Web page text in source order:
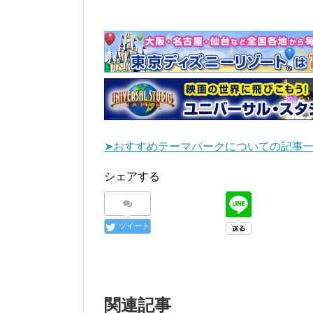
➤おすすめテーマパークについての記事
シェアする
ツイート
関連記事